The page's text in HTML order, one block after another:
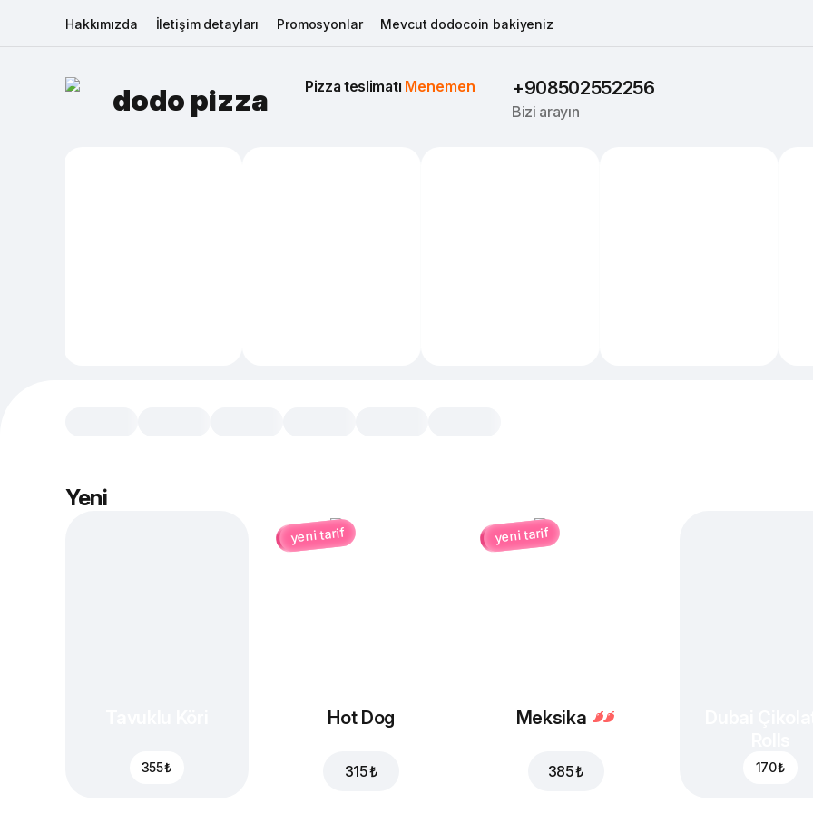
Hakkımızda İletişim detayları Promosyonlar Mevcut dodocoin bakiyeniz
dodo pizza Pizza teslimatı Menemen +908502552256
Bizi arayın
Yeni
355 ₺
yeni tarif
Hot Dog
315 ₺
yeni tarif
Meksika
385 ₺ 170 ₺